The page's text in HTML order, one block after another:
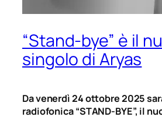
“Stand-bye” è il
singolo di Aryas
Da venerdì 24 ottobre 2025
radiofonica “STAND-BYE”, il